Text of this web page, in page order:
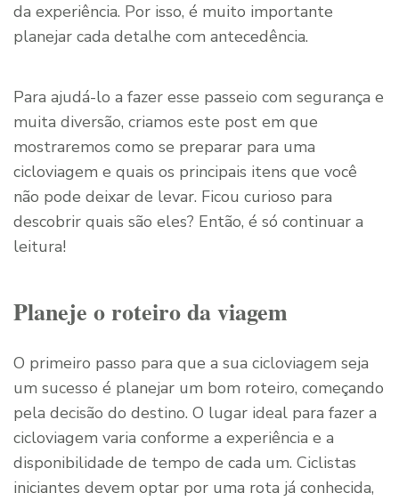
da experiência. Por isso, é muito importante
planejar cada detalhe com antecedência.
Para ajudá-lo a fazer esse passeio com segurança e
muita diversão, criamos este post em que
mostraremos como se preparar para uma
cicloviagem e quais os principais itens que você
não pode deixar de levar. Ficou curioso para
descobrir quais são eles? Então, é só continuar a
leitura!
Planeje o roteiro da viagem
O primeiro passo para que a sua cicloviagem seja
um sucesso é planejar um bom roteiro, começando
pela decisão do destino. O lugar ideal para fazer a
cicloviagem varia conforme a experiência e a
disponibilidade de tempo de cada um. Ciclistas
iniciantes devem optar por uma rota já conhecida,